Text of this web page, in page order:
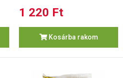
1 220 Ft
Kosárba rakom